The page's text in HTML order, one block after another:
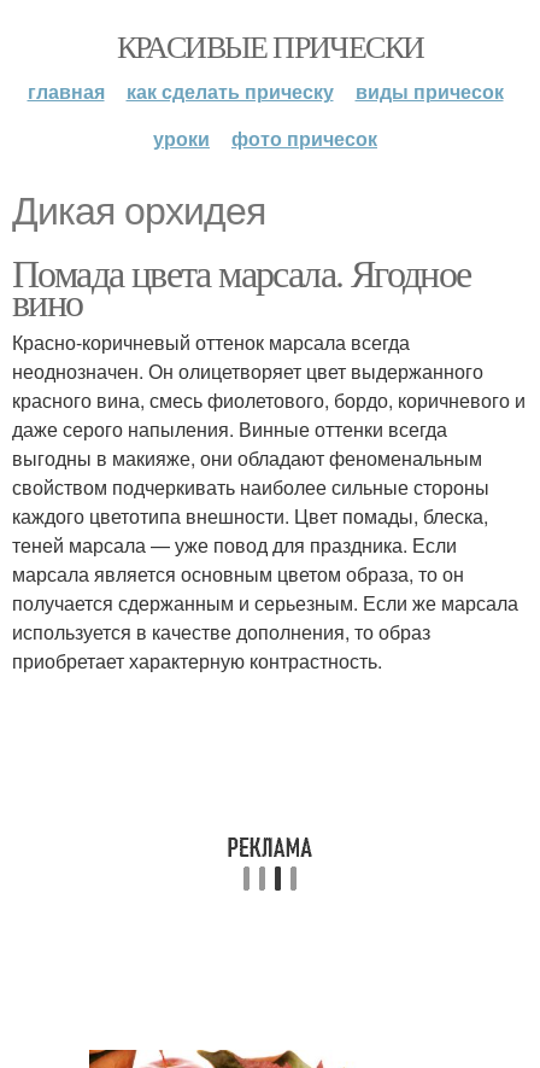
КРАСИВЫЕ ПРИЧЕСКИ
главная как сделать прическу
виды причесок
уроки
фото причесок
Дикая орхидея
Помада цвета марсала. Ягодное
вино
Красно-коричневый оттенок марсала всегда
неоднозначен. Он олицетворяет цвет выдержанного
красного вина, смесь фиолетового, бордо, коричневого и
даже серого напыления. Винные оттенки всегда
выгодны в макияже, они обладают феноменальным
свойством подчеркивать наиболее сильные стороны
каждого цветотипа внешности. Цвет помады, блеска,
теней марсала — уже повод для праздника. Если
марсала является основным цветом образа, то он
получается сдержанным и серьезным. Если же марсала
используется в качестве дополнения, то образ
приобретает характерную контрастность.